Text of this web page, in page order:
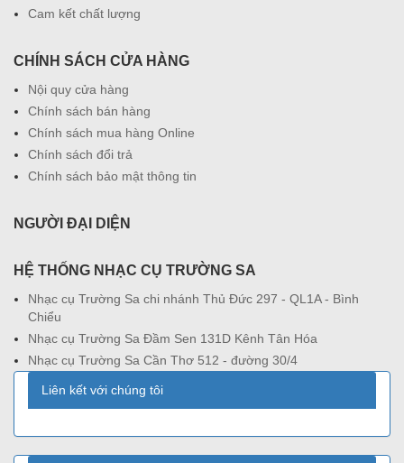
Cam kết chất lượng
CHÍNH SÁCH CỬA HÀNG
Nội quy cửa hàng
Chính sách bán hàng
Chính sách mua hàng Online
Chính sách đổi trả
Chính sách bảo mật thông tin
NGƯỜI ĐẠI DIỆN
HỆ THỐNG NHẠC CỤ TRƯỜNG SA
Nhạc cụ Trường Sa chi nhánh Thủ Đức 297 - QL1A - Bình
Chiểu
Nhạc cụ Trường Sa Đầm Sen 131D Kênh Tân Hóa
Nhạc cụ Trường Sa Cần Thơ 512 - đường 30/4
Liên kết với chúng tôi